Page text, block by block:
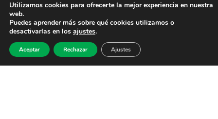
Utilizamos cookies para ofrecerte la mejor experiencia en nuestra
web.
Puedes aprender más sobre qué cookies utilizamos o
desactivarlas en los ajustes.
Aceptar Rechazar Ajustes